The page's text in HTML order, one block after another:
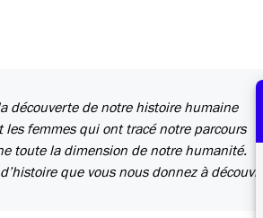
découverte de notre histoire humaine
femmes qui ont tracé notre parcours
toute la dimension de notre humanité.
que vous nous donnez à découvrir.